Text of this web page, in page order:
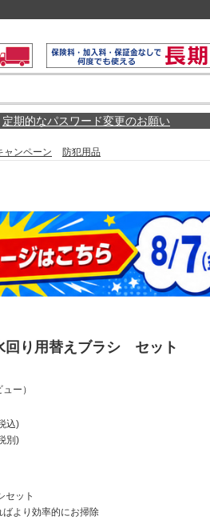
定期的なパスワード変更のお願い
ャンペーン 防犯用品
り用替えブラシ セット
ー）
込)
別)
セット
ばより効率的にお掃除